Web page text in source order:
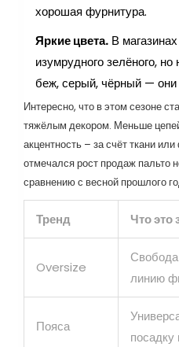
хорошая фурнитура.
Яркие цвета. В
изумрудного зелёного, но
беж, серый, чёрный — они
Интересно, что в этом сезоне
тяжёлым декором. Меньше
акцентность – за счёт ткани
отмечался рост продаж пальто
сравнению с весной прошлого
Тренд Что это
Oversize
линию
Пояса
посадку